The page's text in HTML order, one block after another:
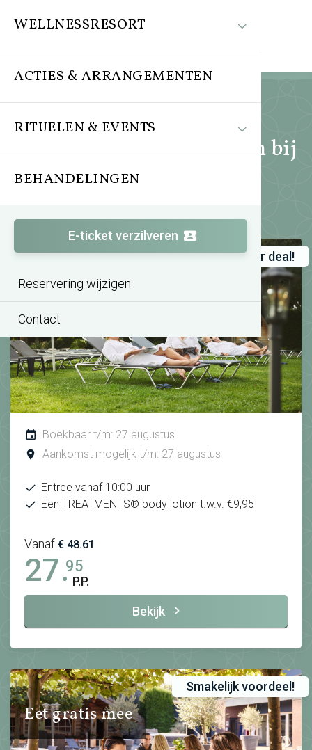
WELLNESSRESORT
ACTIES & ARRANGEMENTEN
RITUELEN & EVENTS
BEHANDELINGEN
E-ticket verzilveren
Reservering wijzigen
Contact
Acties en arrangementen bij
SpaPuur
Zomeractie TREATMENTS®
Super deal!
Boekbaar t/m: 27 augustus
Aankomst mogelijk t/m: 27 augustus
Entree vanaf 10:00 uur
Een TREATMENTS® body lotion t.w.v. €9,95
Vanaf € 48.61
27.95
P.P.
Bekijk
Eet gratis mee
Smakelijk voordeel!